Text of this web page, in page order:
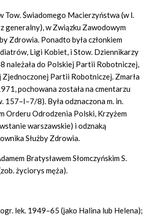
Tow. Świadomego Macierzyństwa (w l.
generalny), w Związku Zawodowym
Zdrowia. Ponadto była członkiem
Ligi Kobiet, i Stow. Dziennikarzy
należała do Polskiej Partii Robotniczej,
Partii Robotniczej. Zmarła
pochowana została na cmentarzu
157–I–7/8). Była odznaczona m. in.
Orderu Odrodzenia Polski, Krzyżem
warszawskie) i odznaką
Służby Zdrowia.
Bratysławem Słomczyńskim S.
życiorys męża).
lek. 1949–65 (jako Halina lub Helena);